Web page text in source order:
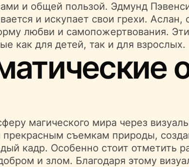
и общей пользой. Эдмунд
и искупает свои грехи.
любви и самопожертвования.
как для детей, так и для взрослых.
магического мира через
съемкам природы,
кадр. Особенно стоит отметить
и злом. Благодаря этому